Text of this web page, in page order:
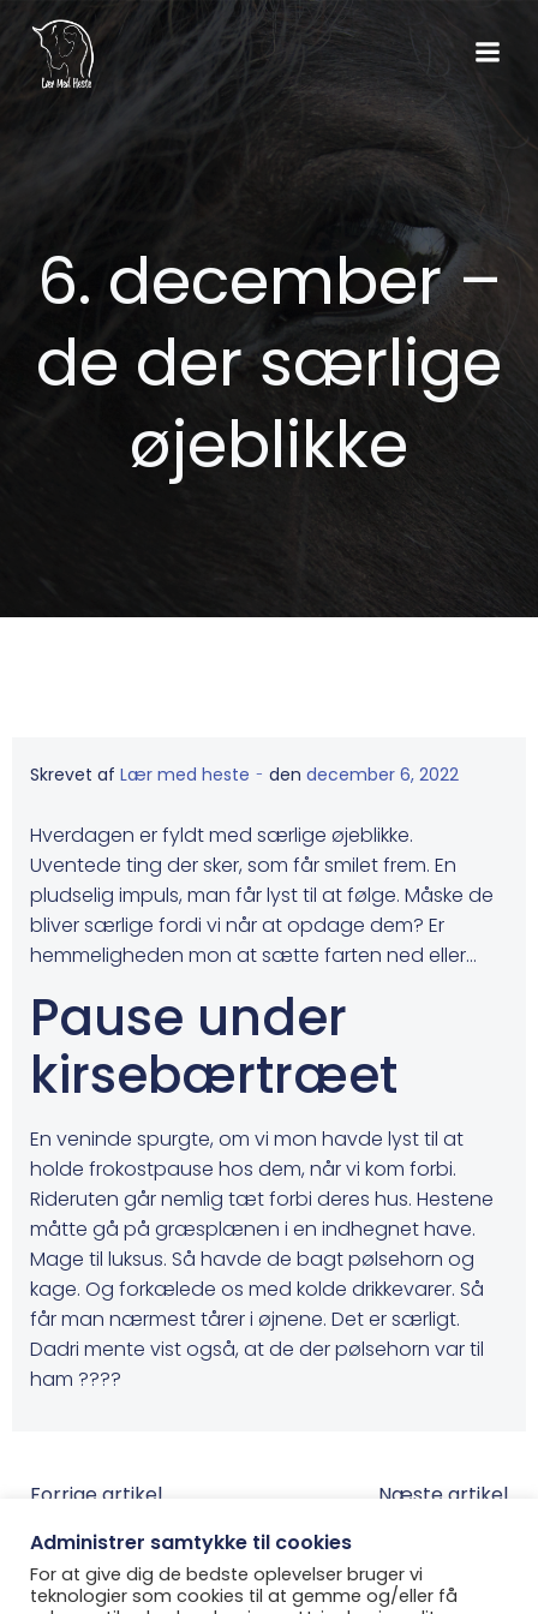
Videre
til
indhold
6. december –
de der særlige
øjeblikke
Skrevet af Lær med heste - den december 6, 2022
Hverdagen er fyldt med særlige øjeblikke.
Uventede ting der sker, som får smilet frem. En
pludselig impuls, man får lyst til at følge. Måske de
bliver særlige fordi vi når at opdage dem? Er
hemmeligheden mon at sætte farten ned eller…
Pause under
kirsebærtræet
En veninde spurgte, om vi mon havde lyst til at
holde frokostpause hos dem, når vi kom forbi.
Rideruten går nemlig tæt forbi deres hus. Hestene
måtte gå på græsplænen i en indhegnet have.
Mage til luksus. Så havde de bagt pølsehorn og
kage. Og forkælede os med kolde drikkevarer. Så
får man nærmest tårer i øjnene. Det er særligt.
Dadri mente vist også, at de der pølsehorn var til
ham ????
Post
navigation
Forrige artikel
Næste artikel
Administrer samtykke til cookies
For at give dig de bedste oplevelser bruger vi
teknologier som cookies til at gemme og/eller få